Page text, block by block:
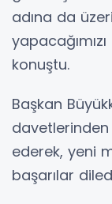
adına da
konuştu.
Başkan
ederek, yeni
başarılar